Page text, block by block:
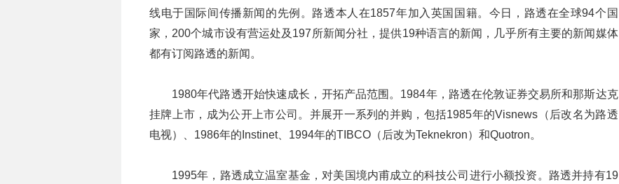
线电于国际间传播新闻的先例。路透本人在1857年加入英国国籍。今日，路透在全球94个国
家，200个城市设有营运处及197所新闻分社，提供19种语言的新闻，几乎所有主要的新闻媒体
都有订阅路透的新闻。
1980年代路透开始快速成长，开拓产品范围。1984年，路透在伦敦证券交易所和那斯达克
挂牌上市，成为公开上市公司。并展开一系列的并购，包括1985年的Visnews（后改名为路透
电视）、1986年的Instinet、1994年的TIBCO（后改为Teknekron）和Quotron。
1995年，路透成立温室基金，对美国境内甫成立的科技公司进行小额投资。路透并持有19